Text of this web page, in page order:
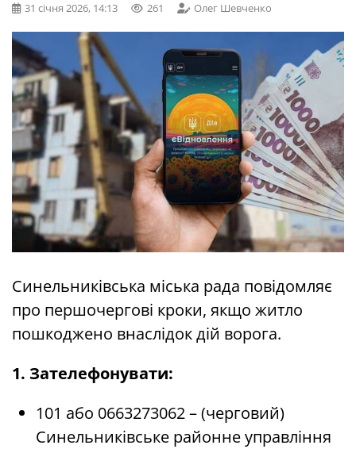
31 січня 2026, 14:13 261 Олег Шевченко
Синельниківська міська рада повідомляє
про першочергові кроки, якщо житло
пошкоджено внаслідок дій ворога.
1. Зателефонувати:
101 або 0663273062 – (черговий)
Синельниківське районне управління